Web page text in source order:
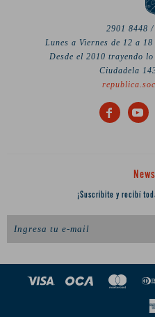
2901 8448
Lunes a Viernes de 12 a
Desde el 2010 trayendo
Ciudadela
 
¡Suscribite y recibí